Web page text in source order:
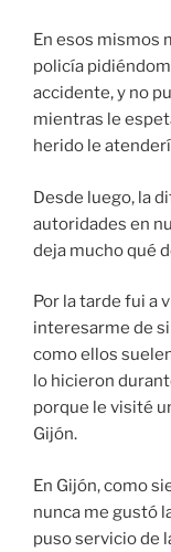
En esos mismos
policía
accidente, y no
mientras le
herido le
Desde luego, la
autoridades en
deja mucho qué
Por la tarde fui a
interesarme de si
como ellos
lo hicieron
porque le visité
Gijón.
En Gijón, como
nunca me gustó
puso servicio de